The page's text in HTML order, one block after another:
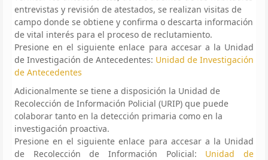
entrevistas y revisión de atestados, se realizan visitas de
campo donde se obtiene y confirma o descarta información
de vital interés para el proceso de reclutamiento.
Presione en el siguiente enlace para accesar a la Unidad
de Investigación de Antecedentes: Unidad de Investigación
de Antecedentes
Adicionalmente se tiene a disposición la Unidad de
Recolección de Información Policial (URIP) que puede
colaborar tanto en la detección primaria como en la
investigación proactiva.
Presione en el siguiente enlace para accesar a la Unidad
de Recolección de Información Policial: Unidad de